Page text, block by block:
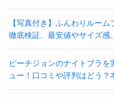
【写真付き】ふんわりルー
徹底検証、最安値やサイズ感
ピーチジョンのナイトブラ
ュー！口コミや評判はどう？